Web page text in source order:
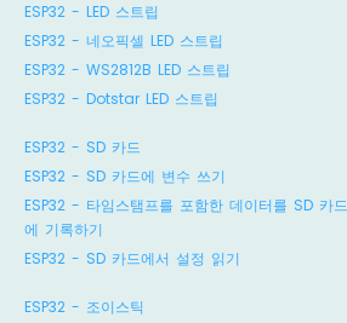
ESP32 - LED 스트립
ESP32 - 네오픽셀 LED 스트립
ESP32 - WS2812B LED 스트립
ESP32 - Dotstar LED 스트립
ESP32 - SD 카드
ESP32 - SD 카드에 변수 쓰기
ESP32 - 타임스탬프를 포함한 데이터를 SD 카드
에 기록하기
ESP32 - SD 카드에서 설정 읽기
ESP32 - 조이스틱